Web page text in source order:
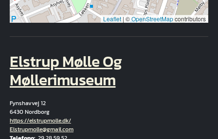
Leaflet | ©OpenStreetMapcontributors
Elstrup Mølle Og
Møllerimuseum
Fynshavvej 12
6430 Nordborg
Hjemmeside
https://elstrupmolle.dk/
E-mail
Elstrupmolle@gmail.com